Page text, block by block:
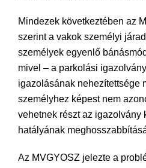
Mindezek következtében az
szerint a vakok személyi
személyek egyenlő
mivel – a parkolási
igazolásának nehezítettsége
személyhez képest nem
vehetnek részt az igazolvány
hatályának
Az MVGYOSZ jelezte a